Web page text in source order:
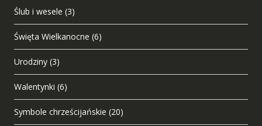
Ślub i wesele (3)
Święta Wielkanocne (6)
Urodziny (3)
Walentynki (6)
Symbole chrześcijańskie (20)